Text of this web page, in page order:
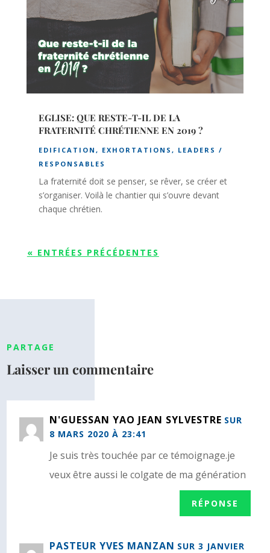
EGLISE: QUE RESTE-T-IL DE LA
FRATERNITÉ CHRÉTIENNE EN 2019 ?
EDIFICATION , EXHORTATIONS , LEADERS /
RESPONSABLES
La fraternité doit se penser, se rêver, se créer et
s’organiser. Voilà le chantier qui s’ouvre devant
chaque chrétien.
« ENTRÉES PRÉCÉDENTES
PARTAGE
Laisser un commentaire
N'GUESSAN YAO JEAN SYLVESTRE SUR
8 MARS 2020 À 23:41
Je suis très touchée par ce témoignage.je
veux être aussi le colgate de ma génération
RÉPONSE
PASTEUR YVES MANZAN SUR 3 JANVIER